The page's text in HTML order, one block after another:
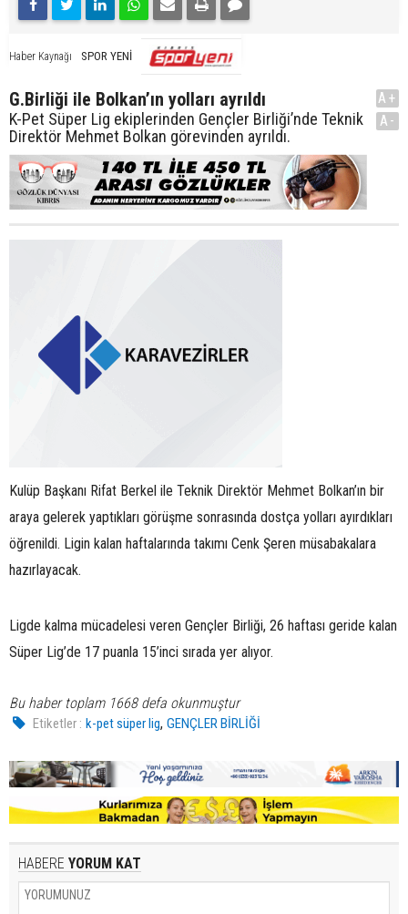
Haber Kaynağı SPOR YENİ
G.Birliği ile Bolkan’ın yolları ayrıldı
K-Pet Süper Lig ekiplerinden Gençler Birliği’nde Teknik
Direktör Mehmet Bolkan görevinden ayrıldı.
A+
A-
Kulüp Başkanı Rifat Berkel ile Teknik Direktör Mehmet Bolkan’ın bir
araya gelerek yaptıkları görüşme sonrasında dostça yolları ayırdıkları
öğrenildi. Ligin kalan haftalarında takımı Cenk Şeren müsabakalara
hazırlayacak.
Ligde kalma mücadelesi veren Gençler Birliği, 26 haftası geride kalan
Süper Lig’de 17 puanla 15’inci sırada yer alıyor.
Bu haber toplam 1668 defa okunmuştur
Etiketler : k-pet süper lig,GENÇLER BİRLİĞİ
HABERE YORUM KAT